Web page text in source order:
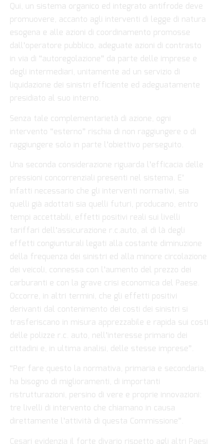
Qui, un sistema organico ed integrato antifrode deve
promuovere, accanto agli interventi di legge di natura
esogena e alle azioni di coordinamento promosse
dall’operatore pubblico, adeguate azioni di contrasto
in via di “autoregolazione” da parte delle imprese e
degli intermediari, unitamente ad un servizio di
liquidazione dei sinistri efficiente ed adeguatamente
presidiato al suo interno.
Senza tale complementarietà di azione, ogni
intervento “esterno” rischia di non raggiungere o di
raggiungere solo in parte l’obiettivo perseguito.
Una seconda considerazione riguarda l’efficacia delle
pressioni concorrenziali presenti nel sistema. E’
infatti necessario che gli interventi normativi, sia
quelli già adottati sia quelli futuri, producano, entro
tempi accettabili, effetti positivi reali sui livelli
tariffari dell’assicurazione r.c.auto, al di là degli
effetti congiunturali legati alla costante diminuzione
della frequenza dei sinistri ed alla minore circolazione
dei veicoli, connessa con l’aumento del prezzo dei
carburanti e con la grave crisi economica del Paese.
Occorre, in altri termini, che gli effetti positivi
derivanti dal contenimento dei costi dei sinistri si
trasferiscano in misura apprezzabile e rapida sui costi
delle polizze r.c. auto, nell’interesse primario dei
cittadini e, in ultima analisi, delle stesse imprese”.
“Per fare questo la normativa, primaria e secondaria,
ha bisogno di miglioramenti, di importanti
ristrutturazioni, persino di vere e proprie innovazioni:
tre livelli di intervento che chiamano in causa
direttamente l’attività di questa Commissione”.